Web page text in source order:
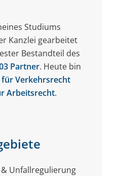
Studiums
Kanzlei gearbeitet
Bestandteil des
Partner. Heute bin
für Verkehrsrecht
Arbeitsrecht.
Unfallregulierung